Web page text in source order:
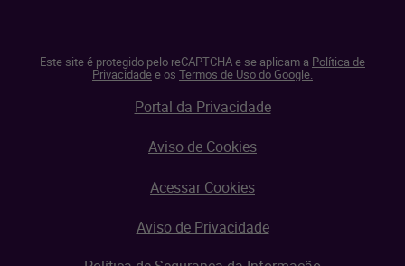
Este site é protegido pelo reCAPTCHA e se aplicam a Política de
Privacidadee os Termos de Uso do Google.
Portal da Privacidade
Aviso de Cookies
Acessar Cookies
Aviso de Privacidade